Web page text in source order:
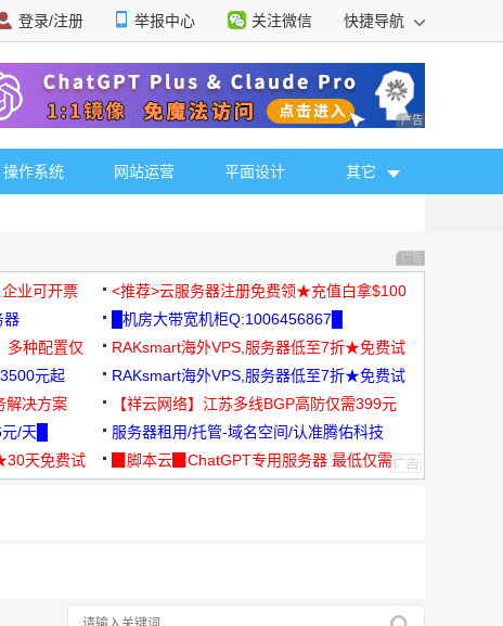
登录/注册 举报中心 关注微信 快捷导航
选择 广告 商业广告，理
操作系统 网站运营 平面设计 其它
广告 商业广告，理
业可开票
<推荐>云服务器注册免费领★充值白拿$100
器
█机房大带宽机柜Q:1006456867█
多种配置仅
RAKsmart海外VPS,服务器低至7折★免费试
用★
元起
RAKsmart海外VPS,服务器低至7折★免费试
用★
解决方案
【祥云网络】江苏多线BGP高防仅需399元
/天█
服务器租用/托管-域名空间/认准腾佑科技
天免费试
▉脚本云▉ChatGPT专用服务器 最低仅需